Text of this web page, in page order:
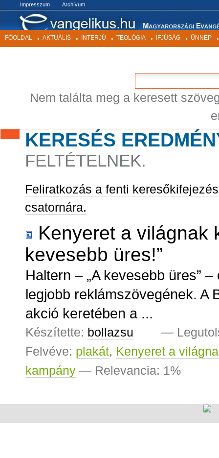
Impresszum Archívum
FŐOLDAL AKTUÁLIS INTERJÚ TEOLÓGIA IFJÚSÁG ÜNNEP
Nem találta meg a keresett
KERESÉS
FELTÉTELNEK.
Feliratkozás a fenti
csatornára.
Kenyeret a világnak
kevesebb üres!”
Haltern – „A kevesebb üres”
legjobb reklámszövegének. A
akció keretében a ...
Készítette: bollazsu —
Felvéve: plakát, Kenyeret a
kampány — Relevancia: 1%